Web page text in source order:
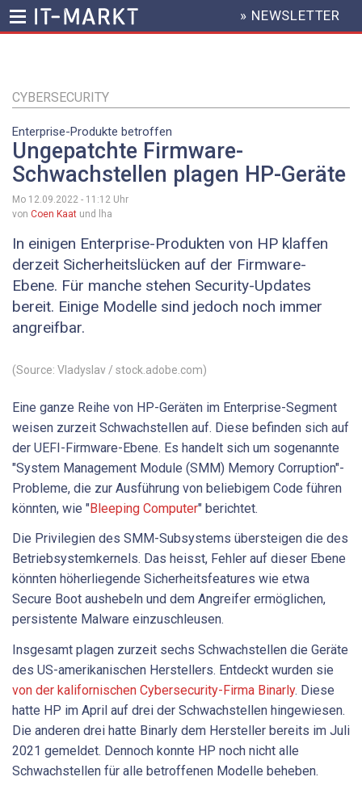
Inhalt
HEADER
MENU
» NEWSLETTER
CYBERSECURITY
Enterprise-Produkte betroffen
Ungepatchte Firmware-
Schwachstellen plagen HP-Geräte
Mo 12.09.2022 - 11:12 Uhr
von Coen Kaat und lha
In einigen Enterprise-Produkten von HP klaffen
derzeit Sicherheitslücken auf der Firmware-
Ebene. Für manche stehen Security-Updates
bereit. Einige Modelle sind jedoch noch immer
angreifbar.
(Source: Vladyslav / stock.adobe.com)
Eine ganze Reihe von HP-Geräten im Enterprise-Segment
weisen zurzeit Schwachstellen auf. Diese befinden sich auf
der UEFI-Firmware-Ebene. Es handelt sich um sogenannte
"System Management Module (SMM) Memory Corruption"-
Probleme, die zur Ausführung von beliebigem Code führen
könnten, wie "Bleeping Computer" berichtet.
Die Privilegien des SMM-Subsystems übersteigen die des
Betriebsystemkernels. Das heisst, Fehler auf dieser Ebene
könnten höherliegende Sicherheitsfeatures wie etwa
Secure Boot aushebeln und dem Angreifer ermöglichen,
persistente Malware einzuschleusen.
Insgesamt plagen zurzeit sechs Schwachstellen die Geräte
des US-amerikanischen Herstellers. Entdeckt wurden sie
von der kalifornischen Cybersecurity-Firma Binarly. Diese
hatte HP im April auf drei der Schwachstellen hingewiesen.
Die anderen drei hatte Binarly dem Hersteller bereits im Juli
2021 gemeldet. Dennoch konnte HP noch nicht alle
Schwachstellen für alle betroffenen Modelle beheben.